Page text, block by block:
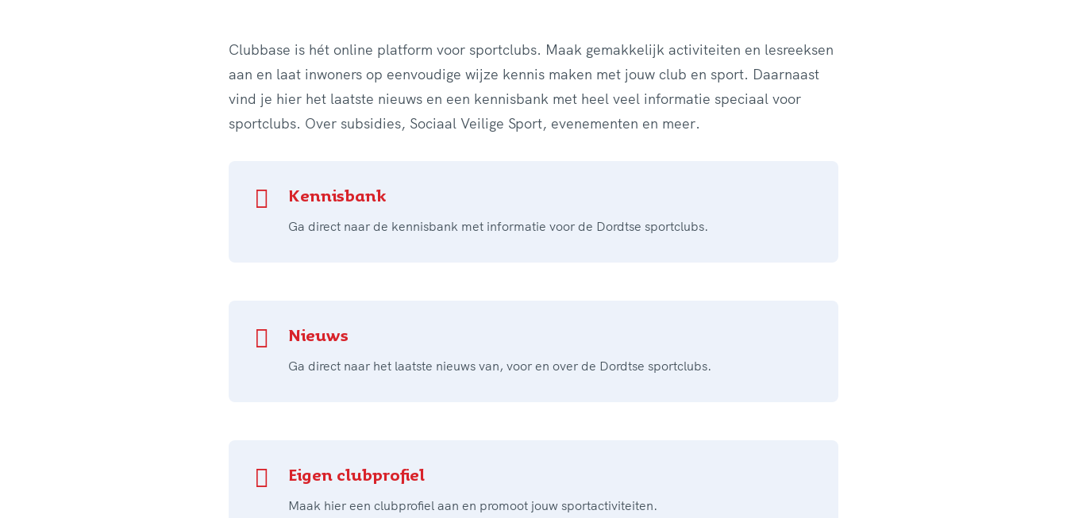
Clubbase is hét online platform voor sportclubs. Maak gemakkelijk activiteiten en lesreeksen
aan en laat inwoners op eenvoudige wijze kennis maken met jouw club en sport. Daarnaast
vind je hier het laatste nieuws en een kennisbank met heel veel informatie speciaal voor
sportclubs. Over subsidies, Sociaal Veilige Sport, evenementen en meer.
Kennisbank
Ga direct naar de kennisbank met informatie voor de Dordtse sportclubs.
Nieuws
Ga direct naar het laatste nieuws van, voor en over de Dordtse sportclubs.
Eigen clubprofiel
Maak hier een clubprofiel aan en promoot jouw sportactiviteiten.